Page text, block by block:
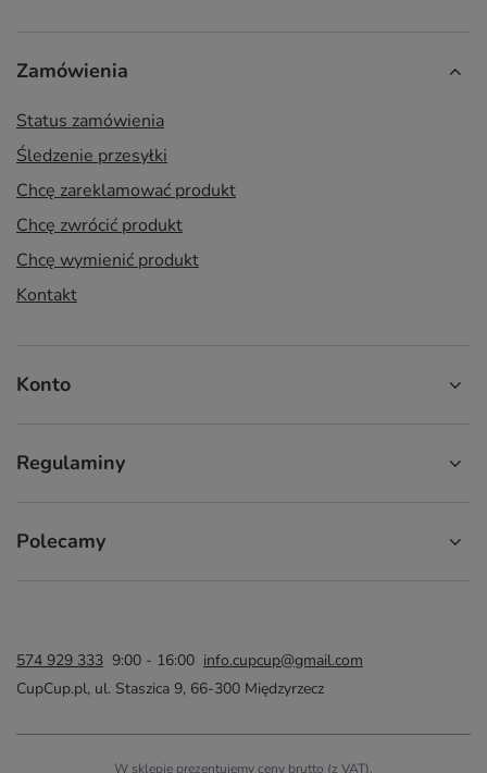
Zamówienia
Status zamówienia
Śledzenie przesyłki
Chcę zareklamować produkt
Chcę zwrócić produkt
Chcę wymienić produkt
Kontakt
Konto
Regulaminy
Polecamy
574 929 333 9:00 - 16:00 info.cupcup@gmail.com
CupCup.pl, ul. Staszica 9, 66-300 Międzyrzecz
W sklepie prezentujemy ceny brutto (z VAT).